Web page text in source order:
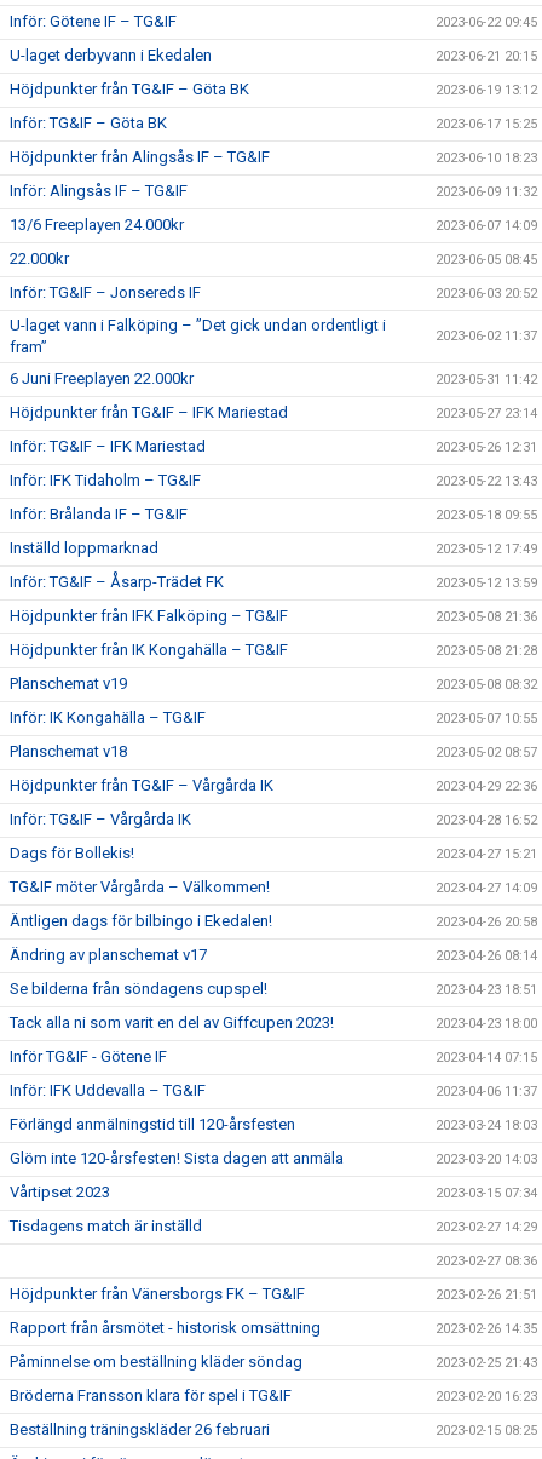
Inför: Götene IF – TG&IF 2023-06-22 09:45
U-laget derbyvann i Ekedalen 2023-06-21 20:15
Höjdpunkter från TG&IF – Göta BK 2023-06-19 13:12
Inför: TG&IF – Göta BK 2023-06-17 15:25
Höjdpunkter från Alingsås IF – TG&IF 2023-06-10 18:23
Inför: Alingsås IF – TG&IF 2023-06-09 11:32
13/6 Freeplayen 24.000kr 2023-06-07 14:09
22.000kr 2023-06-05 08:45
Inför: TG&IF – Jonsereds IF 2023-06-03 20:52
U-laget vann i Falköping – ”Det gick undan ordentligt i
fram”
2023-06-02 11:37
6 Juni Freeplayen 22.000kr 2023-05-31 11:42
Höjdpunkter från TG&IF – IFK Mariestad 2023-05-27 23:14
Inför: TG&IF – IFK Mariestad 2023-05-26 12:31
Inför: IFK Tidaholm – TG&IF 2023-05-22 13:43
Inför: Brålanda IF – TG&IF 2023-05-18 09:55
Inställd loppmarknad 2023-05-12 17:49
Inför: TG&IF – Åsarp-Trädet FK 2023-05-12 13:59
Höjdpunkter från IFK Falköping – TG&IF 2023-05-08 21:36
Höjdpunkter från IK Kongahälla – TG&IF 2023-05-08 21:28
Planschemat v19 2023-05-08 08:32
Inför: IK Kongahälla – TG&IF 2023-05-07 10:55
Planschemat v18 2023-05-02 08:57
Höjdpunkter från TG&IF – Vårgårda IK 2023-04-29 22:36
Inför: TG&IF – Vårgårda IK 2023-04-28 16:52
Dags för Bollekis! 2023-04-27 15:21
TG&IF möter Vårgårda – Välkommen! 2023-04-27 14:09
Äntligen dags för bilbingo i Ekedalen! 2023-04-26 20:58
Ändring av planschemat v17 2023-04-26 08:14
Se bilderna från söndagens cupspel! 2023-04-23 18:51
Tack alla ni som varit en del av Giffcupen 2023! 2023-04-23 18:00
Inför TG&IF - Götene IF 2023-04-14 07:15
Inför: IFK Uddevalla – TG&IF 2023-04-06 11:37
Förlängd anmälningstid till 120-årsfesten 2023-03-24 18:03
Glöm inte 120-årsfesten! Sista dagen att anmäla 2023-03-20 14:03
Vårtipset 2023 2023-03-15 07:34
Tisdagens match är inställd 2023-02-27 14:29
2023-02-27 08:36
Höjdpunkter från Vänersborgs FK – TG&IF 2023-02-26 21:51
Rapport från årsmötet - historisk omsättning 2023-02-26 14:35
Påminnelse om beställning kläder söndag 2023-02-25 21:43
Bröderna Fransson klara för spel i TG&IF 2023-02-20 16:23
Beställning träningskläder 26 februari 2023-02-15 08:25